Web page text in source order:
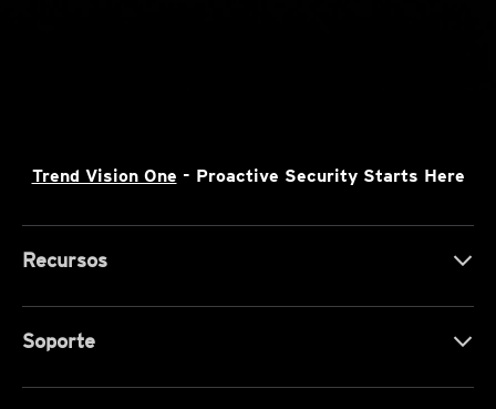
Trend Vision One - Proactive Security Starts Here
Recursos
Soporte